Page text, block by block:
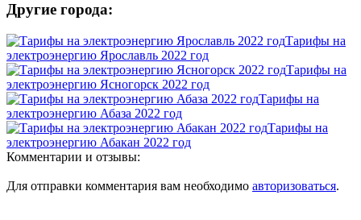
Другие города:
Тарифы на
электроэнергию Ярославль 2022 год
Тарифы на
электроэнергию Ясногорск 2022 год
Тарифы на
электроэнергию Абаза 2022 год
Тарифы на
электроэнергию Абакан 2022 год
Комментарии и отзывы:
Для отправки комментария вам необходимо авторизоваться.